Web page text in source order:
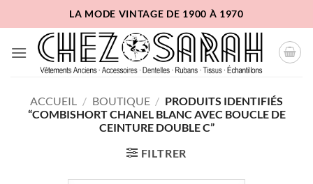
au
contenu
LA MODE VINTAGE DE 1900 À 1970
ACCUEIL / BOUTIQUE / PRODUITS IDENTIFIÉS
“COMBISHORT CHANEL BLANC AVEC BOUCLE DE
CEINTURE DOUBLE C”
FILTRER